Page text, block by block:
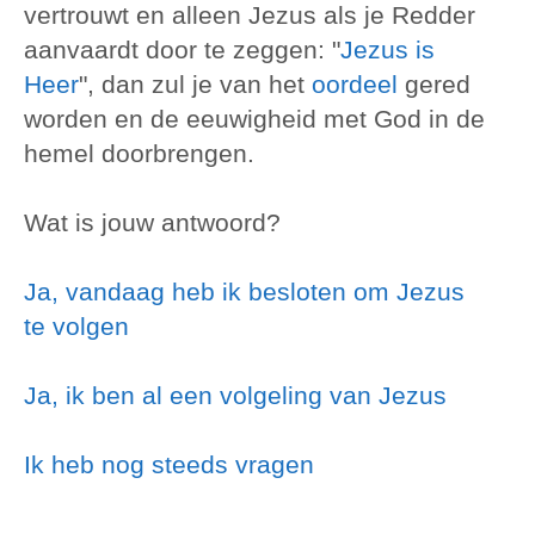
vertrouwt en alleen Jezus als je Redder
aanvaardt door te zeggen: "Jezus is
Heer", dan zul je van het oordeel gered
worden en de eeuwigheid met God in de
hemel doorbrengen.
Wat is jouw antwoord?
Ja, vandaag heb ik besloten om Jezus
te volgen
Ja, ik ben al een volgeling van Jezus
Ik heb nog steeds vragen